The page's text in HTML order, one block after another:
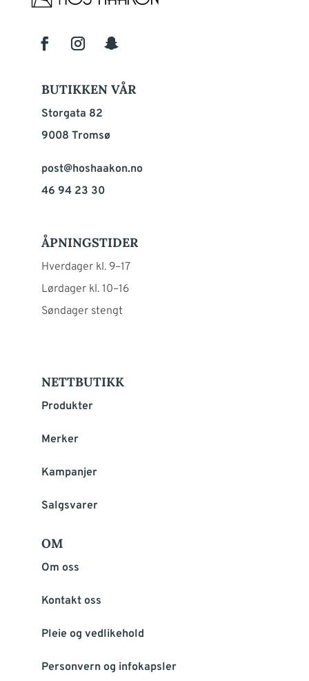
BUTIKKEN VÅR
Storgata 82
9008 Tromsø
post@hoshaakon.no
46 94 23 30
ÅPNINGSTIDER
Hverdager kl. 9–17
Lørdager kl. 10–16
Søndager stengt
NETTBUTIKK
Produkter
Merker
Kampanjer
Salgsvarer
OM
Om oss
Kontakt oss
Pleie og vedlikehold
Personvern og infokapsler